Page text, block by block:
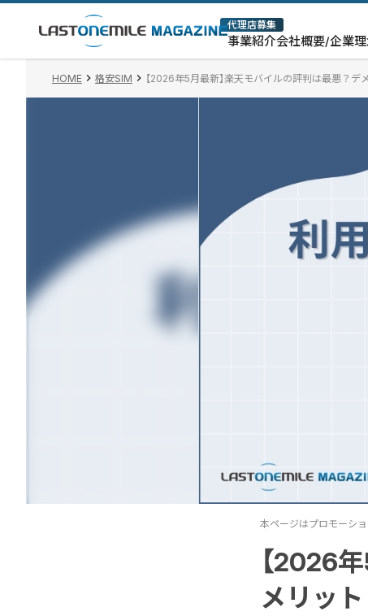
事業紹介
代理店募集
会社概要/企業
HOME 格安SIM 【2026年5月最新】楽天モバイルの評判は最悪？
本ページはプロモーショ
【2026
メリッ